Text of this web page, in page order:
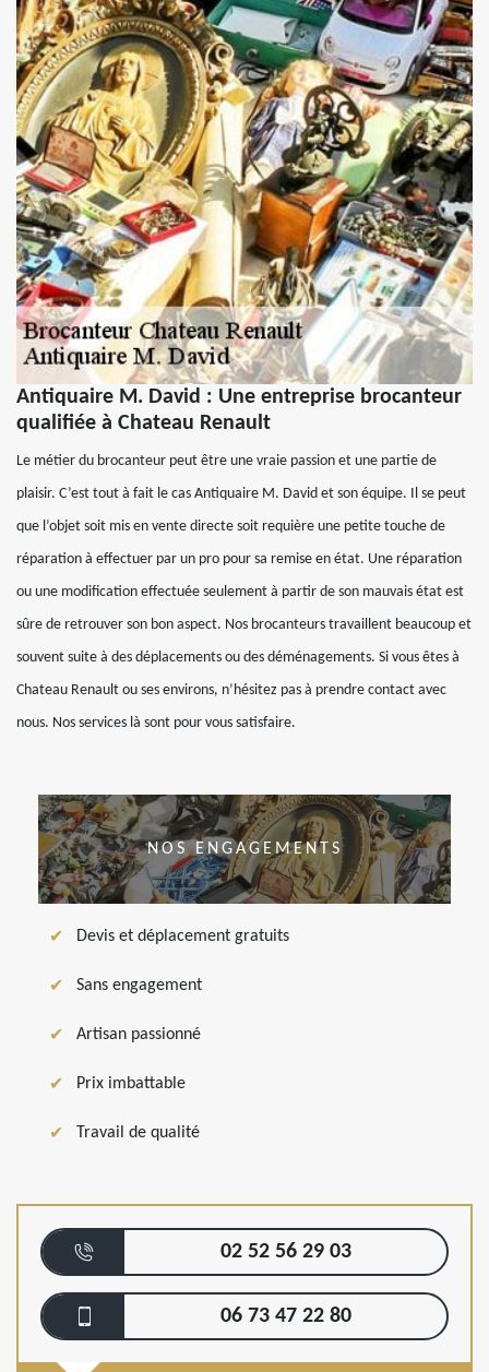
Antiquaire M. David : Une entreprise brocanteur
qualifiée à Chateau Renault
Le métier du brocanteur peut être une vraie passion et une partie de
plaisir. C’est tout à fait le cas Antiquaire M. David et son équipe. Il se peut
que l’objet soit mis en vente directe soit requière une petite touche de
réparation à effectuer par un pro pour sa remise en état. Une réparation
ou une modification effectuée seulement à partir de son mauvais état est
sûre de retrouver son bon aspect. Nos brocanteurs travaillent beaucoup et
souvent suite à des déplacements ou des déménagements. Si vous êtes à
Chateau Renault ou ses environs, n’hésitez pas à prendre contact avec
nous. Nos services là sont pour vous satisfaire.
NOS ENGAGEMENTS
Devis et déplacement gratuits
Sans engagement
Artisan passionné
Prix imbattable
Travail de qualité
02 52 56 29 03
06 73 47 22 80